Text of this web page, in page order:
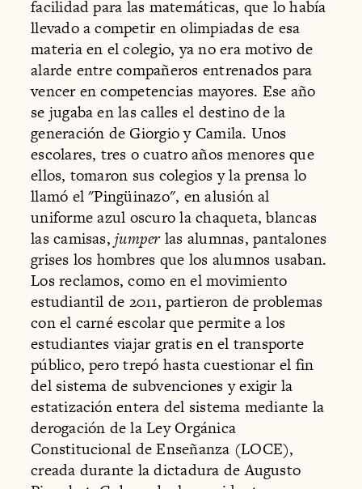
facilidad para las matemáticas, que lo había
llevado a competir en olimpiadas de esa
materia en el colegio, ya no era motivo de
alarde entre compañeros entrenados para
vencer en competencias mayores. Ese año
se jugaba en las calles el destino de la
generación de Giorgio y Camila. Unos
escolares, tres o cuatro años menores que
ellos, tomaron sus colegios y la prensa lo
llamó el "Pingüinazo", en alusión al
uniforme azul oscuro la chaqueta, blancas
las camisas,jumperlas alumnas, pantalones
grises los hombres que los alumnos usaban.
Los reclamos, como en el movimiento
estudiantil de 2011, partieron de problemas
con el carné escolar que permite a los
estudiantes viajar gratis en el transporte
público, pero trepó hasta cuestionar el fin
del sistema de subvenciones y exigir la
estatización entera del sistema mediante la
derogación de la Ley Orgánica
Constitucional de Enseñanza (LOCE),
creada durante la dictadura de Augusto